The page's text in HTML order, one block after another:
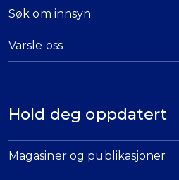
Søk om innsyn
Varsle oss
Hold deg oppdatert
Magasiner og publikasjoner